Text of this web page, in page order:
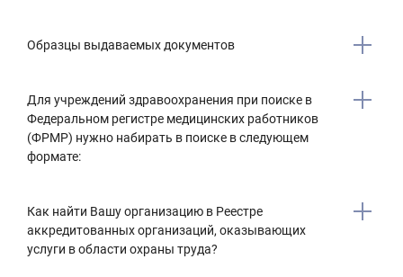
Часто задаваемые вопросы
Как поступить на обучение
Образцы выдаваемых документов
Для учреждений здравоохранения при поиске в
Федеральном регистре медицинских работников
(ФРМР) нужно набирать в поиске в следующем